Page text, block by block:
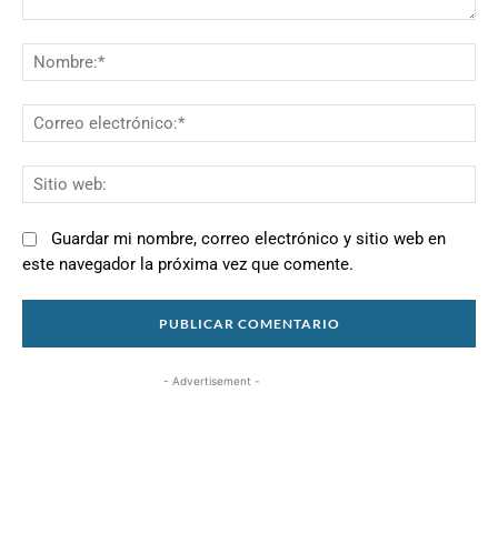
Guardar mi nombre, correo electrónico y sitio web en
este navegador la próxima vez que comente.
- Advertisement -